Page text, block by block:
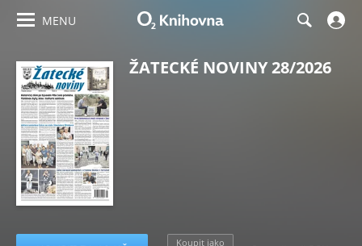
MENU
ŽATECKÉ NOVINY 28/2026
Koupit jako